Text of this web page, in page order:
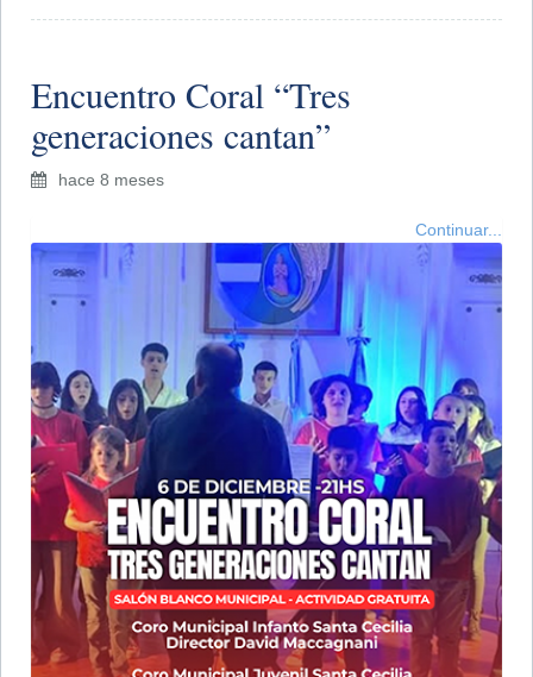
​Encuentro Coral “Tres
generaciones cantan”
hace 8 meses
Continuar...